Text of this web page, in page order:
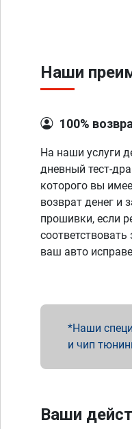
Наши
100%
На наши услуги
дневный тест-
которого вы
возврат денег и
прошивки, если
ваш авто
Наши
и чип
Ваши